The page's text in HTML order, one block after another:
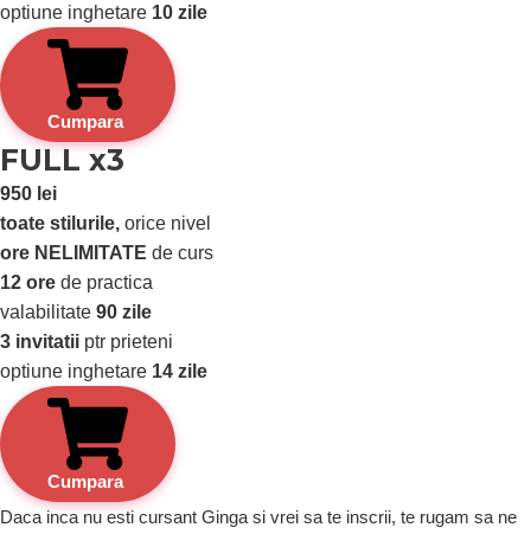
optiune inghetare 10 zile
Cumpara
FULL x3
950 lei
toate stilurile, orice nivel
ore NELIMITATE de curs
12 ore de practica
valabilitate 90 zile
3 invitatii ptr prieteni
optiune inghetare 14 zile
Cumpara
Daca inca nu esti cursant Ginga si vrei sa te inscrii, te rugam sa ne